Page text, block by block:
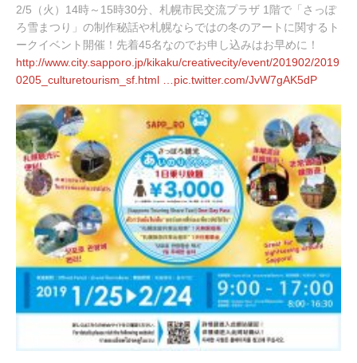
9
年
1
月
2
8
日
2/5（火）14時～15時30分、札幌市民交流プラザ 1階で「さっぽ
ろ雪まつり」の制作秘話や札幌ならではの冬のアートに関するト
ークイベント開催！先着45名なのでお申し込みはお早めに！
http://www.city.sapporo.jp/kikaku/creativecity/event/201902/2019
0205_culturetourism_sf.html …pic.twitter.com/JvW7gAK5dP